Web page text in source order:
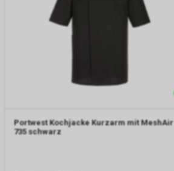
Portwest Kochjacke Kurzarm mit MeshAir
735 schwarz